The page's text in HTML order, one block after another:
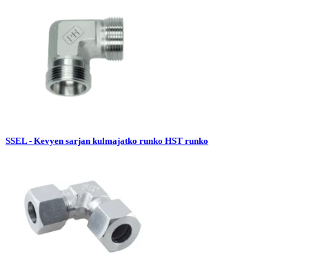
SSEL - Kevyen sarjan kulmajatko runko HST runko